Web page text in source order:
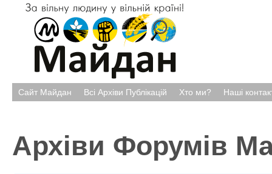
Сайт Майдан Всі Архіви Публікацій Хто ми? Наші
Архіви Форумів